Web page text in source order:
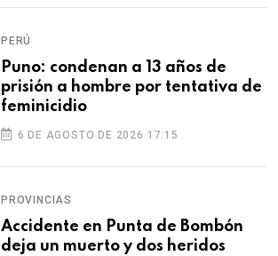
PERÚ
Puno: condenan a 13 años de
prisión a hombre por tentativa de
feminicidio
6 DE AGOSTO DE 2026 17:15
PROVINCIAS
Accidente en Punta de Bombón
deja un muerto y dos heridos